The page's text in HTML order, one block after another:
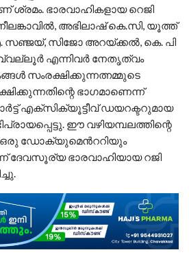
ശ്രമം. ഭാരവാഹികളായ റെജി
നീലങ്കാവിൽ, അഭിലാഷ് കെ.സി, യൂത്ത്
സഞ്ജയ്, സിജോ അറയ്ക്കൽ, കെ. പി
എന്നിവർ നേതൃത്വം
സംരക്ഷിക്കുന്നത്നമ്മുടെ
ഭാഗമാണെന്ന്
എക്സിക്യൂട്ടീവ് ഡയറക്ടറുമായ
ഈ വഴിയമ്പലത്തിന്റെ
ഒരു ഡോക്യുമെൻററിയും
ദേവസൂര്യ ഭാരവാഹിയായ റജി